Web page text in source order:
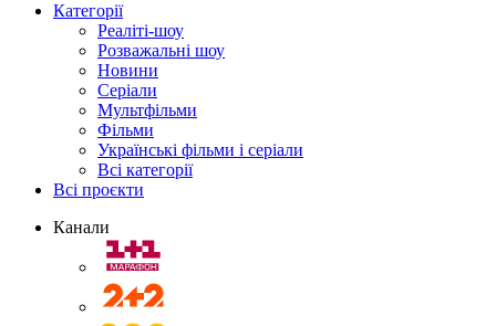
Категорії
Реаліті-шоу
Розважальні шоу
Новини
Серіали
Мультфільми
Фільми
Українські фільми і серіали
Всі категорії
Всі проєкти
Канали